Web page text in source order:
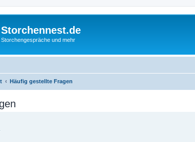
Storchennest.de
Storchengespräche und mehr
Häufig gestellte Fragen